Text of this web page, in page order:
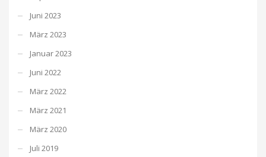
Juni 2023
März 2023
Januar 2023
Juni 2022
März 2022
März 2021
März 2020
Juli 2019